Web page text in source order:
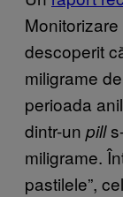
descoperit
miligrame
perioada
dintr-un pill
miligrame.
pastilele”,